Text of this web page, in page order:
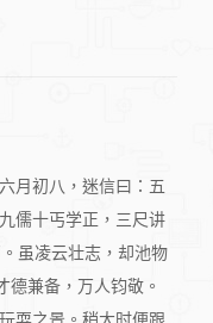
月初八，迷信曰：五
儒十丐学正，三尺讲
虽凌云壮志，却池物
德兼备，万人钧敬。